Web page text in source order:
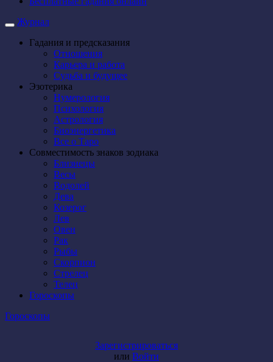
Журнал
Гадания и предсказания
Отношения
Карьера и работа
Cудьба и будущее
Эзотерика
Нумерология
Психология
Астрология
Биоэнергетика
Все о Таро
Совместимость знаков зодиака
Близнецы
Весы
Водолей
Дева
Козерог
Лев
Овен
Рак
Рыбы
Скорпион
Стрелец
Телец
Гороскопы
Гороскопы
Зарегистрироваться
или Войти